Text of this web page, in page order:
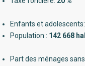
Enfants et adolescents:
Population : 142 668
Part des ménages